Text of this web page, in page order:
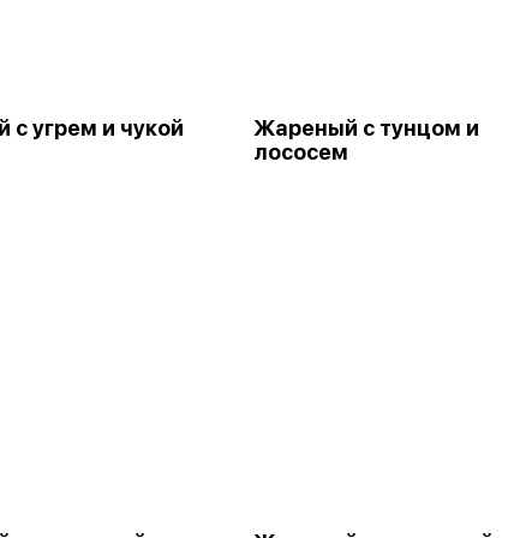
угрем и чукой
Жареный с тунцом и
лососем